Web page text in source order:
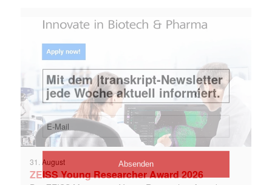
31. August
ZEISS Young Researcher Award 2026